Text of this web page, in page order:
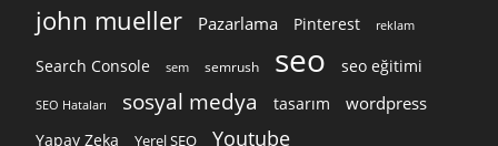
john mueller Pazarlama Pinterest reklam
Search Console sem semrush seo seo eğitimi
SEO Hataları sosyal medya tasarım wordpress
Yapay Zeka Yerel SEO Youtube